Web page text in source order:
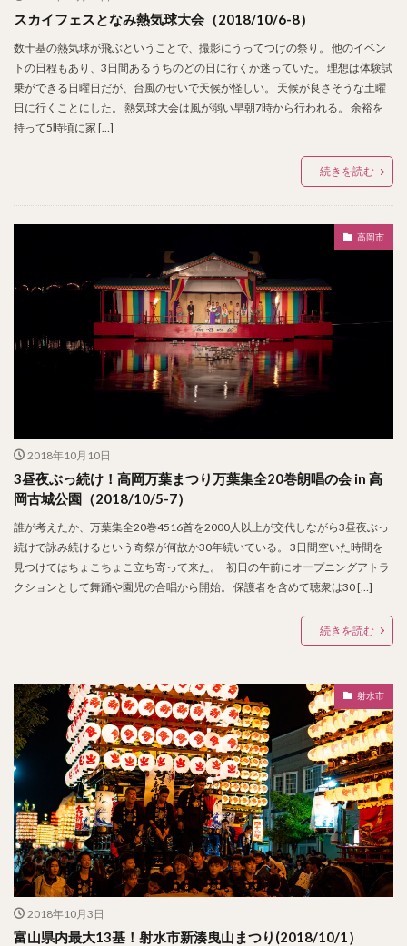
スカイフェスとなみ熱気球大会（2018/10/6-8）
数十基の熱気球が飛ぶということで、撮影にうってつけの祭り。 他のイベン
トの日程もあり、3日間あるうちのどの日に行くか迷っていた。 理想は体験試
乗ができる日曜日だが、台風のせいで天候が怪しい。 天候が良さそうな土曜
日に行くことにした。 熱気球大会は風が弱い早朝7時から行われる。 余裕を
持って5時頃に家 […]
続きを読む
高岡市
2018年10月10日
3昼夜ぶっ続け！高岡万葉まつり万葉集全20巻朗唱の会 in 高
岡古城公園（2018/10/5-7）
誰が考えたか、万葉集全20巻4516首を2000人以上が交代しながら3昼夜ぶっ
続けで詠み続けるという奇祭が何故か30年続いている。 3日間空いた時間を
見つけてはちょこちょこ立ち寄って来た。 初日の午前にオープニングアトラ
クションとして舞踊や園児の合唱から開始。 保護者を含めて聴衆は30 […]
続きを読む
射水市
2018年10月3日
富山県内最大13基！射水市新湊曳山まつり(2018/10/1）